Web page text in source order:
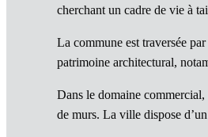
cherchant un cadre de vie à
La commune est traversée
patrimoine architectural,
Dans le domaine commercial,
de murs. La ville dispose